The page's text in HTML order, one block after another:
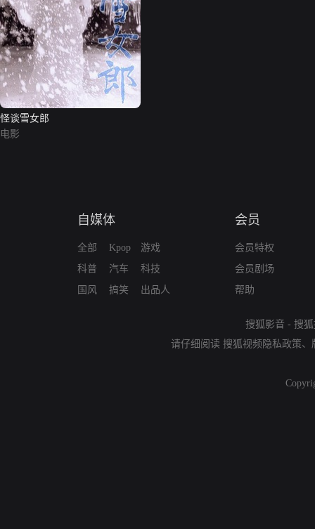
怪谈雪女郎
电影
自媒体
全部
科普
国风
Kpop
汽车
搞笑
游戏
科技
出品人
会员
会员特权
会员剧场
帮助
搜狐影音 - 搜
请仔细阅读 搜狐视频隐私政策、